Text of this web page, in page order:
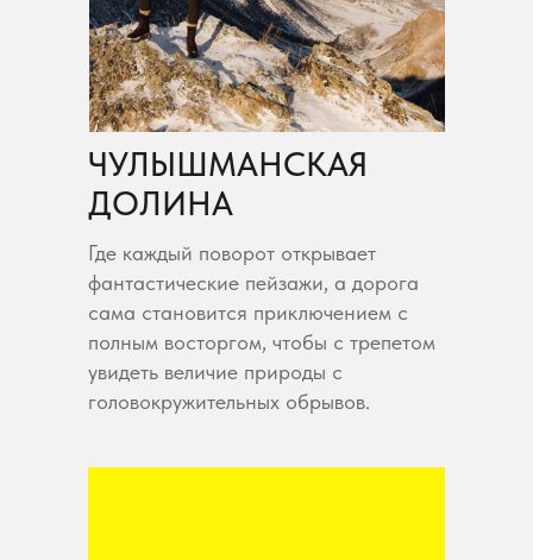
ЧУЛЫШМАНСКАЯ
ДОЛИНА
Где каждый поворот открывает
фантастические пейзажи, а дорога
сама становится приключением с
полным восторгом, чтобы с трепетом
увидеть величие природы с
головокружительных обрывов.